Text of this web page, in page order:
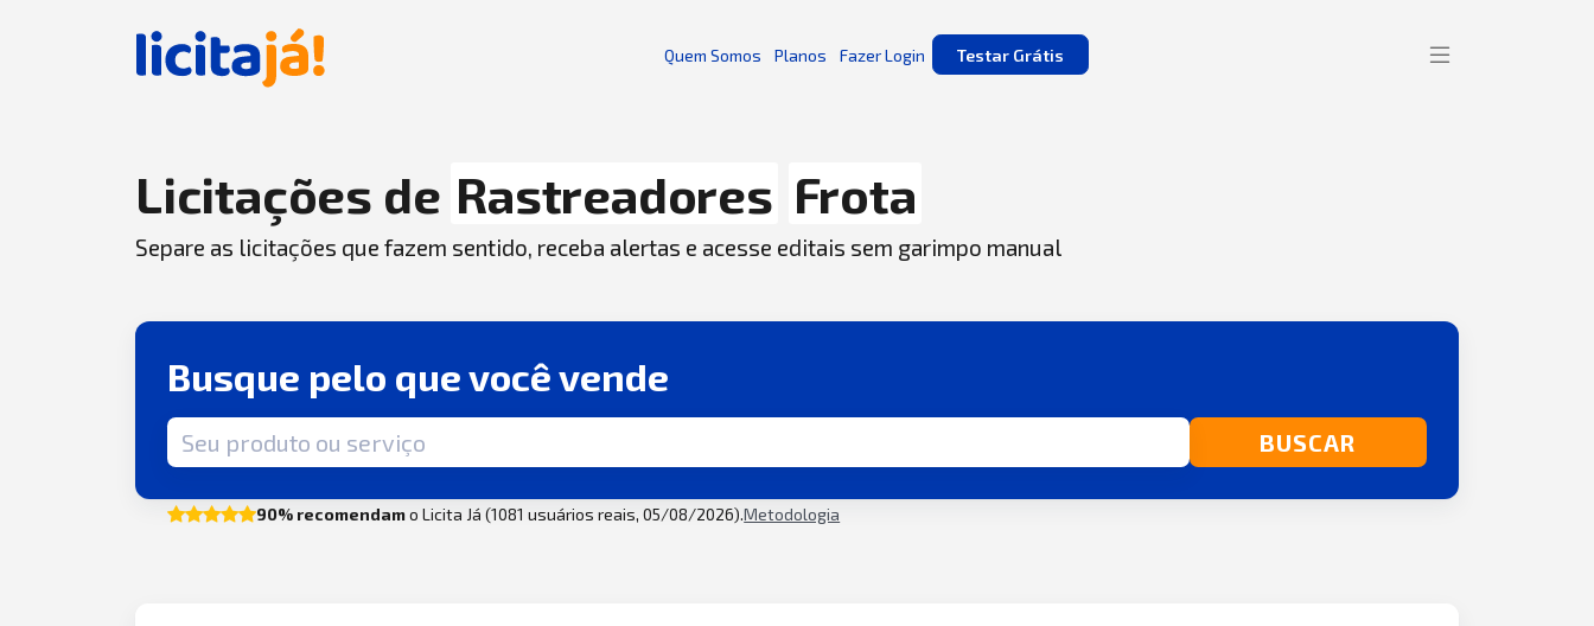
Quem Somos Planos Fazer Login Testar Grátis
Licitações de Rastreadores Frota
Separe as licitações que fazem sentido, receba alertas e acesse editais sem garimpo manual
Busque pelo que você vende
Termo de busca BUSCAR
90% recomendamo Licita Já (1081 usuários reais, 05/08/2026).Metodologia